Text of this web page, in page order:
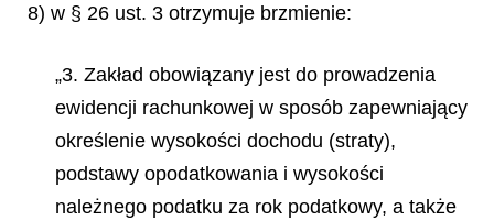
8) w § 26 ust. 3 otrzymuje brzmienie:
„3. Zakład obowiązany jest do prowadzenia
ewidencji rachunkowej w sposób zapewniający
określenie wysokości dochodu (straty),
podstawy opodatkowania i wysokości
należnego podatku za rok podatkowy, a także